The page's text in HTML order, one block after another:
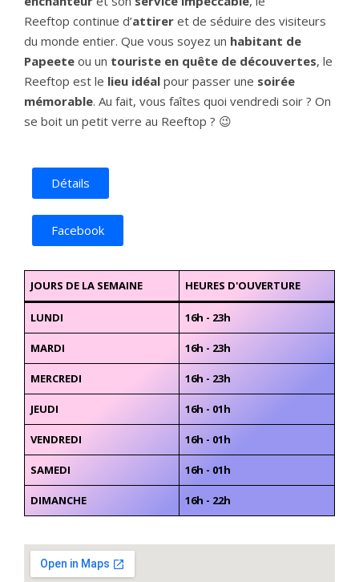
Reeftop continue d’attirer et de séduire des visiteurs
du monde entier. Que vous soyez un habitant de
Papeete ou un touriste en quête de découvertes, le
Reeftop est le lieu idéal pour passer une soirée
mémorable. Au fait, vous faîtes quoi vendredi soir ? On
se boit un petit verre au Reeftop ? 😉
Détails
Facebook
JOURS DE LA SEMAINE HEURES D'OUVERTURE
LUNDI 16h - 23h
MARDI 16h - 23h
MERCREDI 16h - 23h
JEUDI 16h - 01h
VENDREDI 16h - 01h
SAMEDI 16h - 01h
DIMANCHE 16h - 22h